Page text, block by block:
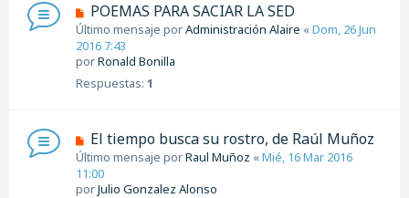
POEMAS PARA SACIAR LA SED
Último mensaje porAdministración Alaire «Dom, 26 Jun
2016 7:43
porRonald Bonilla
Respuestas: 1
El tiempo busca su rostro, de Raúl Muñoz
Último mensaje porRaul Muñoz «Mié, 16 Mar 2016
11:00
porJulio Gonzalez Alonso